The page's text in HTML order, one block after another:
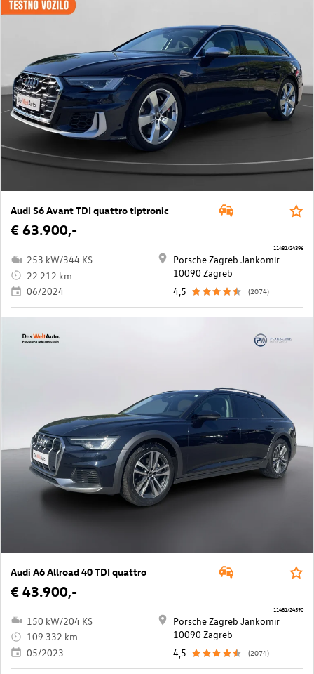
Audi S6 Avant TDI quattro tiptronic
€ 63.900,-
253 kW/344 KS
22.212 km
06/2024
Porsche Zagreb Jankomir
10090 Zagreb
4,5
(2074)
11481/24396
Audi A6 Allroad 40 TDI quattro
€ 43.900,-
150 kW/204 KS
109.332 km
05/2023
Porsche Zagreb Jankomir
10090 Zagreb
4,5
(2074)
11481/24590